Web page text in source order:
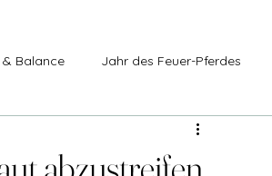
Balance Jahr des Feuer-Pferdes
Ausdehnung & Freiheit